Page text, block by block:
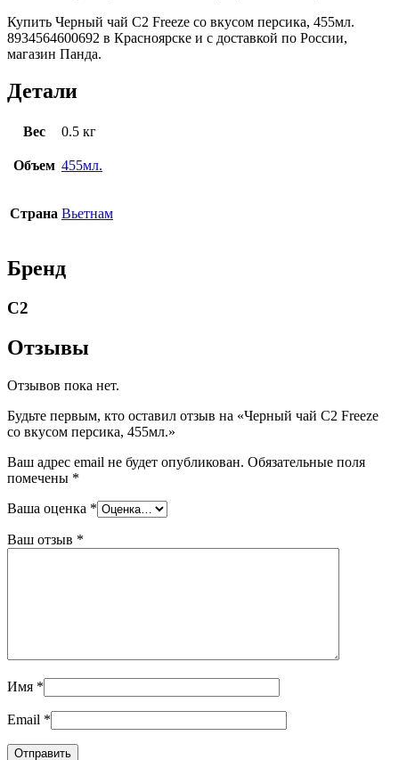
Купить Черный чай C2 Freeze со вкусом персика, 455мл.
8934564600692 в Красноярске и с доставкой по России,
магазин Панда.
Детали
Вес 0.5 кг
Объем 455мл.
Страна Вьетнам
Бренд
C2
Отзывы
Отзывов пока нет.
Будьте первым, кто оставил отзыв на «Черный чай C2 Freeze
со вкусом персика, 455мл.»
Ваш адрес email не будет опубликован. Обязательные поля
помечены *
Ваша оценка *
Ваш отзыв *
Имя *
Email *